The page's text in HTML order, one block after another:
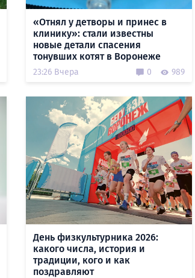
«Отнял у детворы и принес в
клинику»: стали известны
новые детали спасения
тонувших котят в Воронеже
23:26 Вчера 0 989
День физкультурника 2026:
какого числа, история и
традиции, кого и как
поздравляют